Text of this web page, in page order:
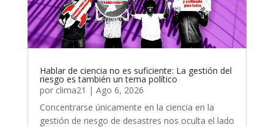
Hablar de ciencia no es suficiente: La gestión del
riesgo es también un tema político
por clima21 | Ago 6, 2026
Concentrarse únicamente en la ciencia en la
gestión de riesgo de desastres nos oculta el lado